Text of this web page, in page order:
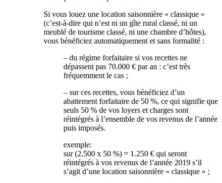
Si vous louez une location saisonnière « classique »
(c’est-à-dire qui n’est ni un gîte rural classé, ni un
meublé de tourisme classé, ni une chambre d’hôtes),
vous bénéficiez automatiquement et sans formalité :
– du régime forfaitaire si vos recettes ne
dépassent pas 70.000 € par an : c’est très
fréquemment le cas ;
– sur ces recettes, vous bénéficiez d’un
abattement forfaitaire de 50 %, ce qui signifie que
seuls 50 % de vos loyers et charges sont
réintégrés à l’ensemble de vos revenus de l’année
puis imposés.
exemple:
sur (2.500 x 50 %) = 1.250 € qui seront
réintégrés à vos revenus de l’année 2019 s’il
s’agit d’une location saisonnière « classique » ;